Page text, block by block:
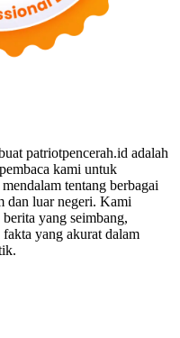
patriotpencerah.id adalah
kami untuk
tentang berbagai
dan luar negeri. Kami
yang seimbang,
yang akurat dalam